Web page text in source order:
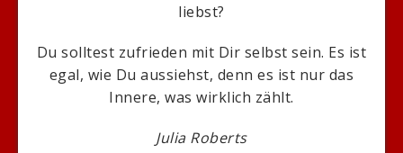
liebst?
Du solltest zufrieden mit Dir selbst sein. Es ist
egal, wie Du aussiehst, denn es ist nur das
Innere, was wirklich zählt.
Julia Roberts